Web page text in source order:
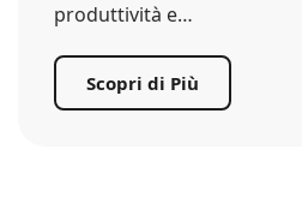
produttività e…
Scopri di Più